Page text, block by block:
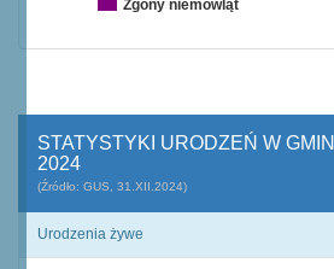
Zgony niemowląt
STATYSTYKI URODZEŃ W
2024
(Źródło: GUS, 31.XII.2024)
Urodzenia żywe